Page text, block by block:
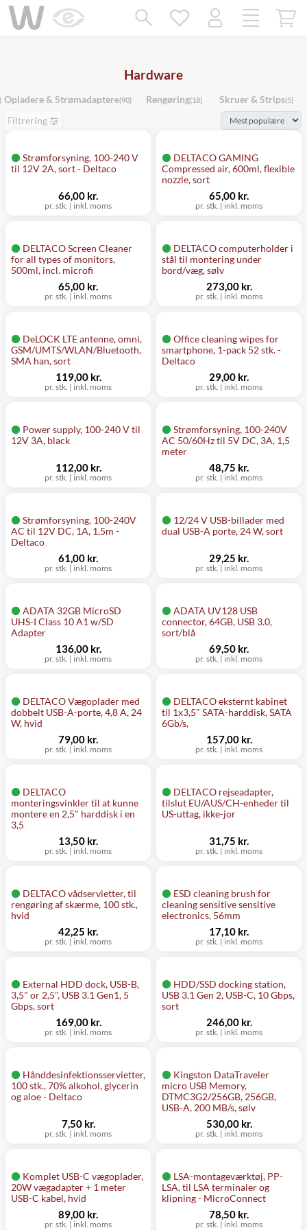
Hardware
Opladere & Strømadaptere(90) Rengøring(18) Skruer & Strips(5)
Filtrering
Strømforsyning, 100-240 V
til 12V 2A, sort - Deltaco
pr. stk. | inkl. moms
66,00 kr.
DELTACO GAMING
Compressed air, 600ml, flexible
nozzle, sort
pr. stk. | inkl. moms
65,00 kr.
DELTACO Screen Cleaner
for all types of monitors,
500ml, incl. microfi
pr. stk. | inkl. moms
65,00 kr.
DELTACO computerholder i
stål til montering under
bord/væg, sølv
pr. stk. | inkl. moms
273,00 kr.
DeLOCK LTE antenne, omni,
GSM/UMTS/WLAN/Bluetooth,
SMA han, sort
pr. stk. | inkl. moms
119,00 kr.
Office cleaning wipes for
smartphone, 1-pack 52 stk. -
Deltaco
pr. stk. | inkl. moms
29,00 kr.
Power supply, 100-240 V til
12V 3A, black
pr. stk. | inkl. moms
112,00 kr.
Strømforsyning, 100-240V
AC 50/60Hz til 5V DC, 3A, 1,5
meter
pr. stk. | inkl. moms
48,75 kr.
Strømforsyning, 100-240V
AC til 12V DC, 1A, 1,5m -
Deltaco
pr. stk. | inkl. moms
61,00 kr.
12/24 V USB-billader med
dual USB-A porte, 24 W, sort
pr. stk. | inkl. moms
29,25 kr.
ADATA 32GB MicroSD
UHS-I Class 10 A1 w/SD
Adapter
pr. stk. | inkl. moms
136,00 kr.
ADATA UV128 USB
connector, 64GB, USB 3.0,
sort/blå
pr. stk. | inkl. moms
69,50 kr.
DELTACO Vægoplader med
dobbelt USB-A-porte, 4,8 A, 24
W, hvid
pr. stk. | inkl. moms
79,00 kr.
DELTACO eksternt kabinet
til 1x3,5" SATA-harddisk, SATA
6Gb/s,
pr. stk. | inkl. moms
157,00 kr.
DELTACO
monteringsvinkler til at kunne
montere en 2,5" harddisk i en
3,5
pr. stk. | inkl. moms
13,50 kr.
DELTACO rejseadapter,
tilslut EU/AUS/CH-enheder til
US-uttag, ikke-jor
pr. stk. | inkl. moms
31,75 kr.
DELTACO vådservietter, til
rengøring af skærme, 100 stk.,
hvid
pr. stk. | inkl. moms
42,25 kr.
ESD cleaning brush for
cleaning sensitive sensitive
electronics, 56mm
pr. stk. | inkl. moms
17,10 kr.
External HDD dock, USB-B,
3,5" or 2,5", USB 3.1 Gen1, 5
Gbps, sort
pr. stk. | inkl. moms
169,00 kr.
HDD/SSD docking station,
USB 3.1 Gen 2, USB-C, 10 Gbps,
sort
pr. stk. | inkl. moms
246,00 kr.
Hånddesinfektionsservietter,
100 stk., 70% alkohol, glycerin
og aloe - Deltaco
pr. stk. | inkl. moms
7,50 kr.
Kingston DataTraveler
micro USB Memory,
DTMC3G2/256GB, 256GB,
USB-A, 200 MB/s, sølv
pr. stk. | inkl. moms
530,00 kr.
Komplet USB-C vægoplader,
20W vægadapter + 1 meter
USB-C kabel, hvid
pr. stk. | inkl. moms
89,00 kr.
LSA-montageværktøj, PP-
LSA, til LSA terminaler og
klipning - MicroConnect
pr. stk. | inkl. moms
78,50 kr.
Mangler chatten?
Ret samtykke!